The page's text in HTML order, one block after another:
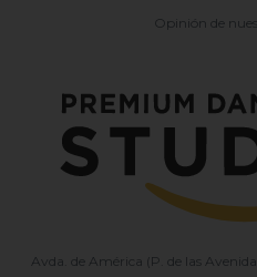
Opinión de
Avda. de América (P. de las